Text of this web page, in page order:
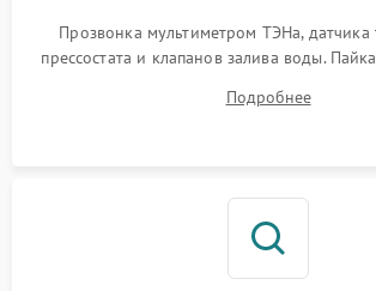
Прозвонка мультиметром ТЭНа, датчика
прессостата и клапанов залива воды.
Восстановление целостности проводки
Подробнее